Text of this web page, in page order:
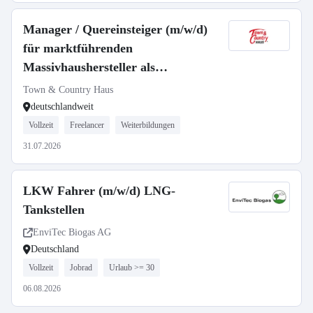
Manager / Quereinsteiger (m/w/d)
für marktführenden
Massivhaushersteller als
selbstständiger Gebietsleiter
Town & Country Haus
deutschlandweit
Vollzeit Freelancer Weiterbildungen
31.07.2026
LKW Fahrer (m/w/d) LNG-
Tankstellen
EnviTec Biogas AG
Deutschland
Vollzeit Jobrad Urlaub >= 30
06.08.2026